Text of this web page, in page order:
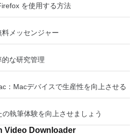
。
敏性、生産性、セキュリティを毎日提
、あらゆるレベルの専門知識を持つユ
ビゲートできます。
を使用する方法
メッセンジャー
な研究管理
：Macデバイスで生産性を向上させる
執筆体験を向上させましょう
Video Downloader